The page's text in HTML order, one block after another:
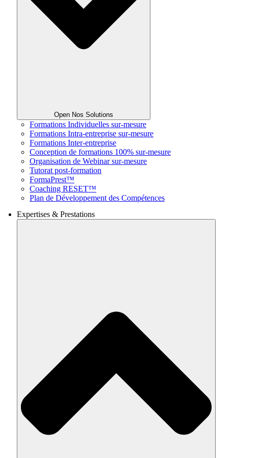
Open Nos Solutions
Formations Individuelles sur-mesure
Formations Intra-entreprise sur-mesure
Formations Inter-entreprise
Conception de formations 100% sur-mesure
Organisation de Webinar sur-mesure
Tutorat post-formation
FormaPrest™
Coaching RESET™
Plan de Développement des Compétences
Expertises & Prestations